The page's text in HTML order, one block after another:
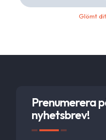
Glömt
Prenumerera
nyhetsbrev!